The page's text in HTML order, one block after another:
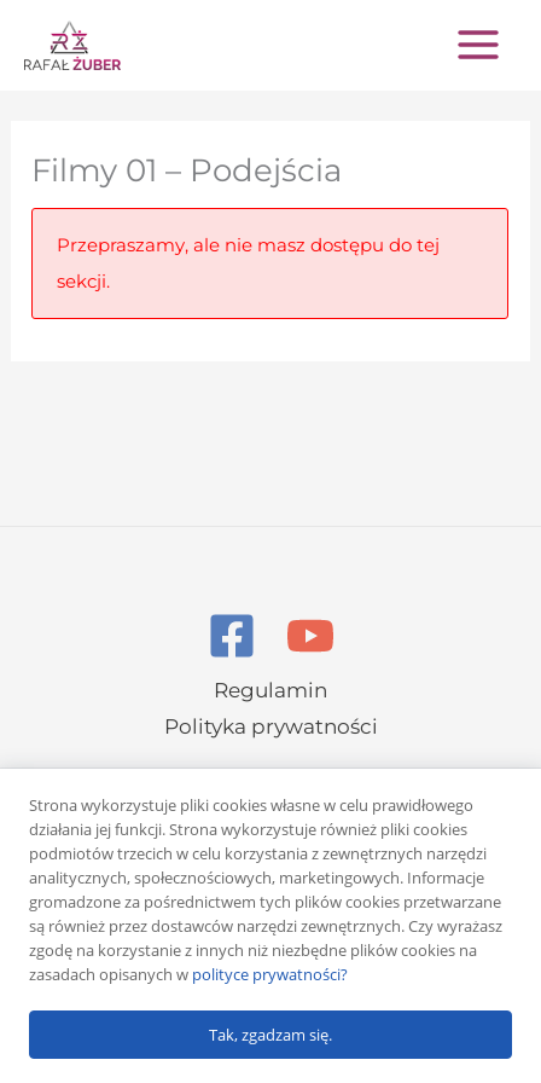
Przejdź
do
Filmy 01 – Podejścia
Przepraszamy, ale nie masz dostępu do tej
sekcji.
Regulamin
Polityka prywatności
Copyright © 2026 Rafał Żuber
Powered byKlub eMarketera
Strona wykorzystuje pliki cookies własne w celu prawidłowego
działania jej funkcji. Strona wykorzystuje również pliki cookies
podmiotów trzecich w celu korzystania z zewnętrznych narzędzi
analitycznych, społecznościowych, marketingowych. Informacje
gromadzone za pośrednictwem tych plików cookies przetwarzane
są również przez dostawców narzędzi zewnętrznych. Czy wyrażasz
zgodę na korzystanie z innych niż niezbędne plików cookies na
zasadach opisanych w polityce prywatności?
Tak, zgadzam się.